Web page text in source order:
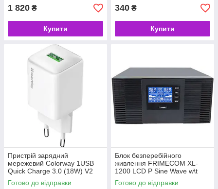
1 820 ₴
Купити
340 ₴
Купити
Пристрій зарядний
мережевий Colorway 1USB
Quick Charge 3.0 (18W) V2
білий (код 157525)
Готово до відправки
Блок безперебійного
живлення FRIMECOM XL-
1200 LCD P Sine Wave w\t
Battery (код 157497)
Готово до відправки